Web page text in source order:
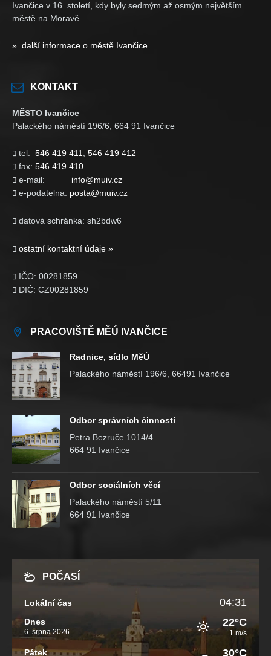
Ivančice v 16. století, kdy byly sedmým až osmým největším
městě na Moravě.
» další informace o městě Ivančice
KONTAKT
MĚSTO Ivančice
Palackého náměstí 196/6, 664 91 Ivančice
 tel: 546 419 411 546 419 412
 fax: 546 419 410
 e-mail: info@muiv.cz
 e-podatelna: posta@muiv.cz
 datová schránka: sh2bdw6
 ostatní kontaktní údaje »
 IČO: 00281859
 DIČ: CZ00281859
PRACOVIŠTĚ MĚÚ IVANČICE
Radnice, sídlo MěÚ
Palackého náměstí 196/6, 66491 Ivančice
Odbor správních činností
Petra Bezruče 1014/4
664 91 Ivančice
Odbor sociálních věcí
Palackého náměstí 5/11
664 91 Ivančice
POČASÍ
Lokální čas 04:31
Dnes
6. srpna 2026
22°C
1 m/s
Pátek 30°C